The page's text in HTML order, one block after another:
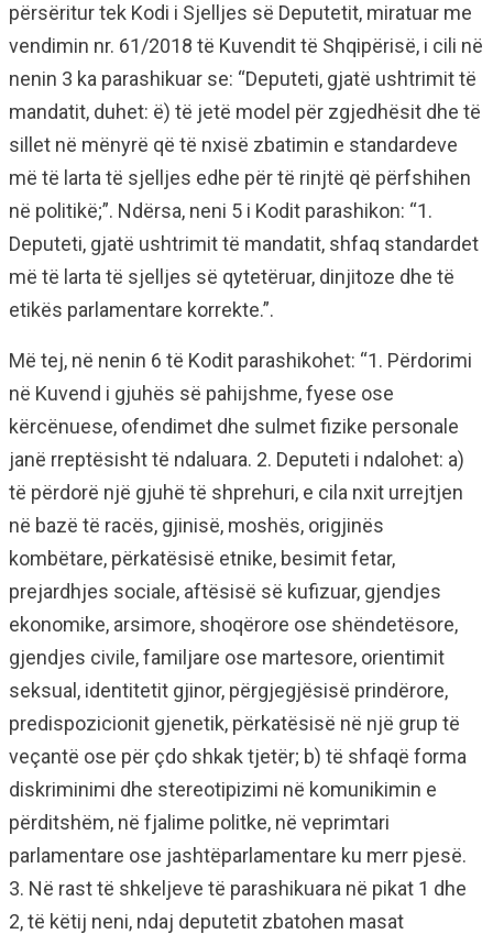
përsëritur tek Kodi i Sjelljes së Deputetit, miratuar me
vendimin nr. 61/2018 të Kuvendit të Shqipërisë, i cili në
nenin 3 ka parashikuar se: “Deputeti, gjatë ushtrimit të
mandatit, duhet: ë) të jetë model për zgjedhësit dhe të
sillet në mënyrë që të nxisë zbatimin e standardeve
më të larta të sjelljes edhe për të rinjtë që përfshihen
në politikë;”. Ndërsa, neni 5 i Kodit parashikon: “1.
Deputeti, gjatë ushtrimit të mandatit, shfaq standardet
më të larta të sjelljes së qytetëruar, dinjitoze dhe të
etikës parlamentare korrekte.”.
Më tej, në nenin 6 të Kodit parashikohet: “1. Përdorimi
në Kuvend i gjuhës së pahijshme, fyese ose
kërcënuese, ofendimet dhe sulmet fizike personale
janë rreptësisht të ndaluara. 2. Deputeti i ndalohet: a)
të përdorë një gjuhë të shprehuri, e cila nxit urrejtjen
në bazë të racës, gjinisë, moshës, origjinës
kombëtare, përkatësisë etnike, besimit fetar,
prejardhjes sociale, aftësisë së kufizuar, gjendjes
ekonomike, arsimore, shoqërore ose shëndetësore,
gjendjes civile, familjare ose martesore, orientimit
seksual, identitetit gjinor, përgjegjësisë prindërore,
predispozicionit gjenetik, përkatësisë në një grup të
veçantë ose për çdo shkak tjetër; b) të shfaqë forma
diskriminimi dhe stereotipizimi në komunikimin e
përditshëm, në fjalime politke, në veprimtari
parlamentare ose jashtëparlamentare ku merr pjesë.
3. Në rast të shkeljeve të parashikuara në pikat 1 dhe
2, të këtij neni, ndaj deputetit zbatohen masat